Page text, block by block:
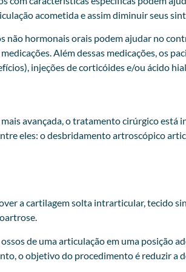
acometida e assim diminuir seus
não hormonais orais podem ajudar no
Além dessas medicações, os
injeções de corticóides e/ou ácido
avançada, o tratamento cirúrgico
eles: o desbridamento artroscópico
a cartilagem solta intrarticular, tecido
de uma articulação em uma posição
o objetivo do procedimento é reduzir a